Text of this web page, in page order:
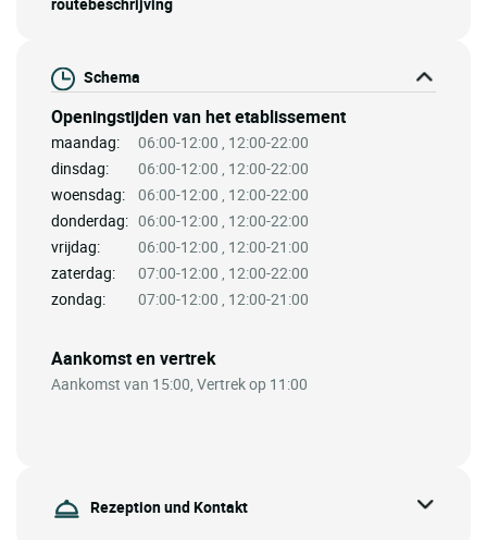
routebeschrijving
Schema
Openingstijden van het etablissement
maandag:
06:00-12:00 , 12:00-22:00
dinsdag:
06:00-12:00 , 12:00-22:00
woensdag:
06:00-12:00 , 12:00-22:00
donderdag: 06:00-12:00 , 12:00-22:00
vrijdag:
06:00-12:00 , 12:00-21:00
zaterdag:
07:00-12:00 , 12:00-22:00
zondag:
07:00-12:00 , 12:00-21:00
Aankomst en vertrek
Aankomst van 15:00, Vertrek op 11:00
Rezeption und Kontakt